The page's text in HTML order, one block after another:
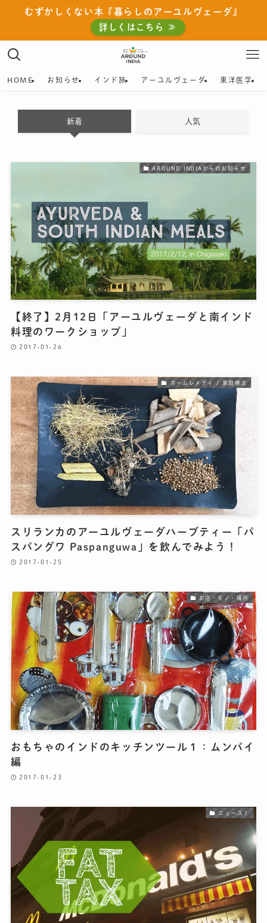
むずかしくない本『暮らしのアーユルヴェーダ』
詳しくはこちら ≫
HOME お知らせ インド旅 アーユルヴェーダ 東洋医学
新着 人気
AROUND INDIAからのお知らせ
【終了】2月12日「アーユルヴェーダと南インド
料理のワークショップ」
2017-01-26
ホームレメディ / 家庭療法
スリランカのアーユルヴェーダハーブティー「パ
スパングワ Paspanguwa」を飲んでみよう！
2017-01-25
お店・モノ・場所
おもちゃのインドのキッチンツール１：ムンバイ
編
2017-01-23
ニュース！